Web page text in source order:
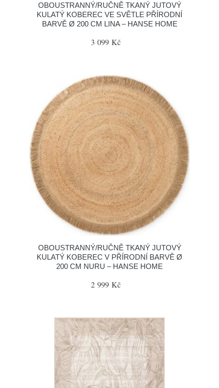
OBOUSTRANNÝ/RUČNĚ TKANÝ JUTOVÝ
KULATÝ KOBEREC VE SVĚTLE PŘÍRODNÍ
BARVĚ Ø 200 CM LINA – HANSE HOME
3 099 Kč
OBOUSTRANNÝ/RUČNĚ TKANÝ JUTOVÝ
KULATÝ KOBEREC V PŘÍRODNÍ BARVĚ Ø
200 CM NURU – HANSE HOME
2 999 Kč